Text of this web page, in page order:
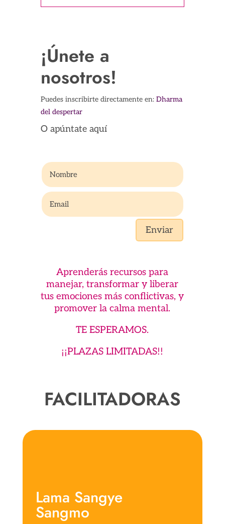
¡Únete a
nosotros!
Puedes inscribirte directamente en: Dharma
del despertar
O apúntate aquí
Enviar
Aprenderás recursos para
manejar, transformar y liberar
tus emociones más conflictivas, y
promover la calma mental.
TE ESPERAMOS.
¡¡PLAZAS LIMITADAS!!
FACILITADORAS
Lama Sangye
Sangmo